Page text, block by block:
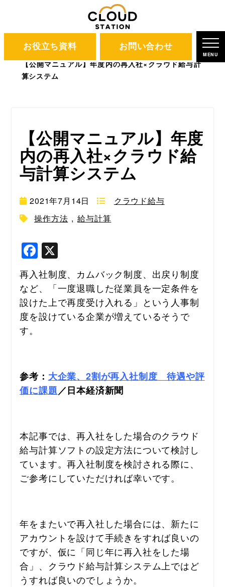
お役立ち資料 お問い合わせ
MENU
CLOUD STATION
ブログ
【公開マニュアル】年度内の再入社×クラウド給与計
算システム
【公開マニュアル】年度
内の再入社×クラウド給
与計算システム
2021年7月14日
クラウド給与
操作方法 , 給与計算
F
a
c
e
b
再入社制度、カムバック制度、出戻り制度
など、「一度退職した従業員を一定条件を
設けた上で再度受け入れる」という人事制
度を設けている企業が増えているそうで
す。
参考： 大企業、2割が再入社制度　待遇や評
価に課題／日本経済新聞
本記事では、再入社をした場合のクラウド
給与計算ソフトの設定方法について検討し
ています。再入社制度を検討される際に、
ご参考にしていただければ幸いです。
年をまたいで再入社した場合には、新たに
アカウントを設けて手続きをすれば良いの
ですが、仮に「同じ年に再入社をした場
合」、 クラウド給与計算システム上ではど
うすれば良いのでしょうか。